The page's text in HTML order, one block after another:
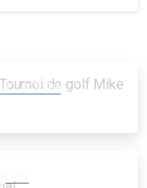
le 20e